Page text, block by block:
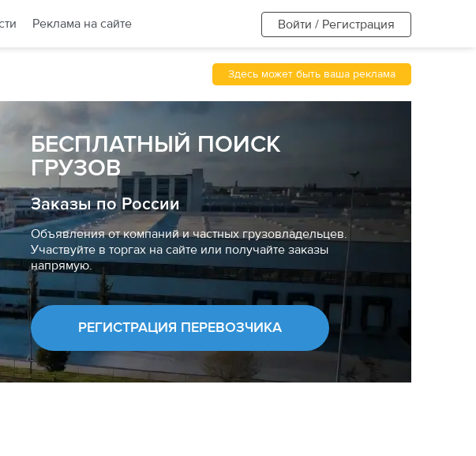
Реклама на сайте Войти / Регистрация
Здесь может быть ваша реклама
БЕСПЛАТНЫЙ ПОИСК
ГРУЗОВ
Заказы по России
Объявления от компаний и частных грузовладельцев.
Участвуйте в торгах на сайте или получайте заказы
напрямую.
РЕГИСТРАЦИЯ ПЕРЕВОЗЧИКА